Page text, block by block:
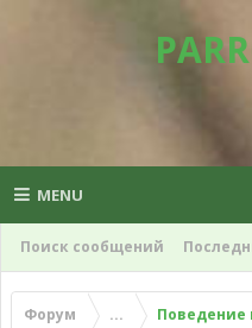
MENU
Поиск сообщений
Форум ... Поведение